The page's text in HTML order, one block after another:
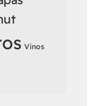
Vinos